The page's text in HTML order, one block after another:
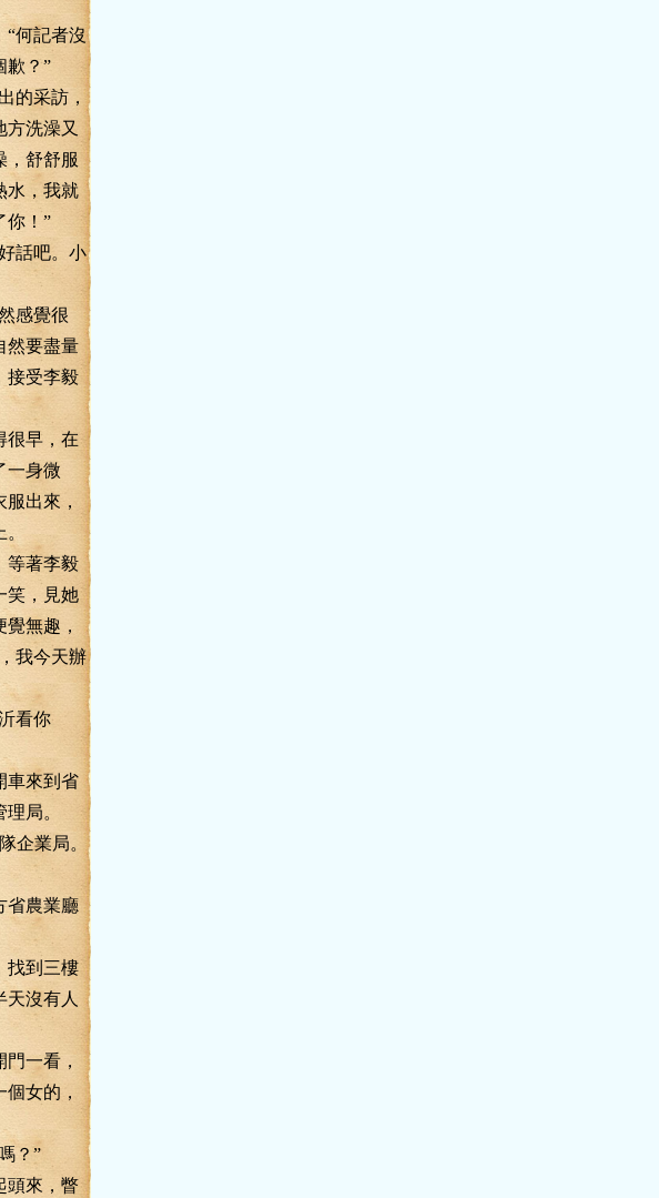
何記者沒
歉？”
采訪，
洗澡又
，舒舒服
水，我就
你！”
話吧。小
感覺很
然要盡量
接受李毅
早，在
一身微
出來，
著李毅
笑，見她
無趣，
我今天辦
看你
來到省
局。
業局。
農業廳
到三樓
天沒有人
一看，
女的，
？”
來，瞥